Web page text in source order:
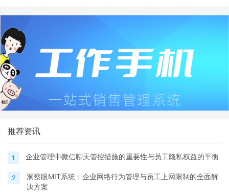
推荐资讯
1 企业管理中微信聊天管控措施的重要性与员工隐私权益的平衡
2
洞察眼MIT系统：企业网络行为管理与员工上网限制的全面解
决方案